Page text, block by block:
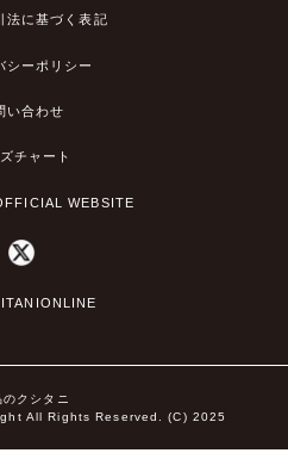
法に基づく表記
シーポリシー
い合わせ
チャート
WEBSITE
クシタニ
All Rights Reserved. (C) 2025